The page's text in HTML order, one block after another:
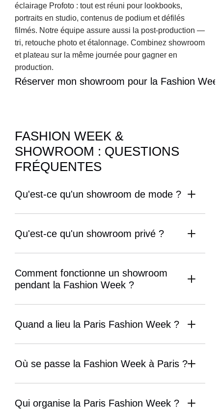
éclairage Profoto : tout est réuni pour lookbooks,
portraits en studio, contenus de podium et défilés
filmés. Notre équipe assure aussi la post-production —
tri, retouche photo et étalonnage. Combinez showroom
et plateau sur la même journée pour gagner en
production.
Réserver mon showroom pour la Fashion
FASHION WEEK &
SHOWROOM : QUESTIONS
FRÉQUENTES
Qu'est-ce qu'un showroom de mode ?
Qu'est-ce qu'un showroom privé ?
Comment fonctionne un showroom
pendant la Fashion Week ?
Quand a lieu la Paris Fashion Week ?
Où se passe la Fashion Week à Paris ?
Qui organise la Paris Fashion Week ?